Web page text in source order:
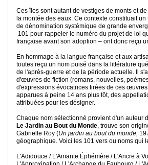
Ces îles sont autant de vestiges de monts et
la montée des eaux. Ce contexte constituait
de dénomination systémique de grande
101 pour rappeler le numéro du projet de loi
française avant son adoption – ont donc reçu
En hommage à la langue française et aux
toutes reçu un nom puisé dans la littérature
de l'après-guerre et de la période actuelle. Il
d'œuvres de fiction (romans, nouvelles,
d'expressions évocatrices tirées de ces
apparues à peine 14 ans plus tôt, des
attribuées pour les désigner.
Chaque nom sélectionné provient d'un auteur
Le Jardin au Bout du Monde, trouve son
Gabrielle Roy (Un jardin au bout du monde,
géographique. Voici les 101 vers ou noms qui
L'Adidouce / L'Amante Éphémère / L'Ancre à